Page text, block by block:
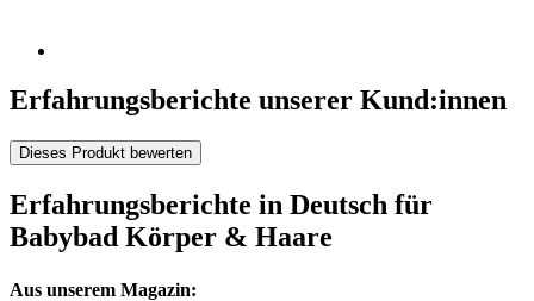
Erfahrungsberichte unserer Kund:innen
Dieses Produkt bewerten
Erfahrungsberichte in Deutsch für
Babybad Körper & Haare
Aus unserem Magazin: